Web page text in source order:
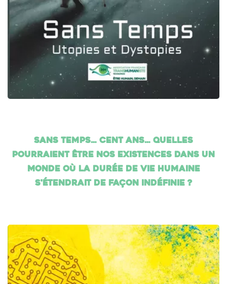
Sans temps… cent ans… Quelles
pourraient être nos existences dans un
monde où la durée de vie humaine
s'étendrait de façon indéfinie ?